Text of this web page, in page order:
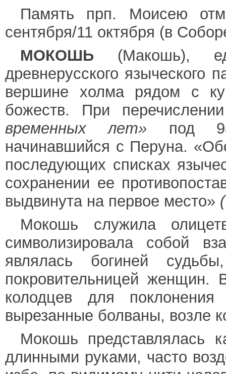
Память прп. Моисею
сентября/11 октября (в
МОКОШЬ (Макошь),
древнерусского языческого
вершине холма рядом с
божеств. При
временных лет» под
начинавшийся с Перуна.
последующих списках
сохранении ее
выдвинута на первое место»
Мокошь служила
символизировала собой
являлась богиней
покровительницей
колодцев для
вырезанные болваны, возле
Мокошь представлялась
длинными руками, часто